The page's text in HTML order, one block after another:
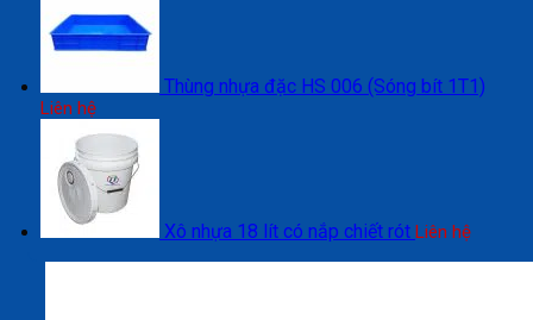
Thùng nhựa đặc HS 006 (Sóng bít 1T1)
Liên hệ
Xô nhựa 18 lít có nắp chiết rót Liên hệ